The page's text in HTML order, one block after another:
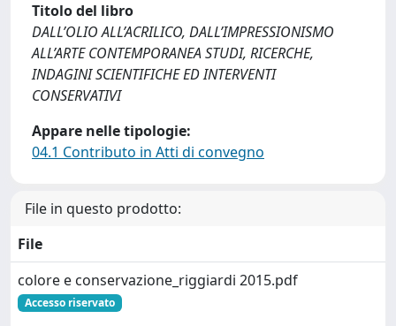
Titolo del libro
DALL’OLIO ALL’ACRILICO, DALL’IMPRESSIONISMO
ALL’ARTE CONTEMPORANEA STUDI, RICERCHE,
INDAGINI SCIENTIFICHE ED INTERVENTI
CONSERVATIVI
Appare nelle tipologie:
04.1 Contributo in Atti di convegno
File in questo prodotto:
File
colore e conservazione_riggiardi 2015.pdf
Accesso riservato